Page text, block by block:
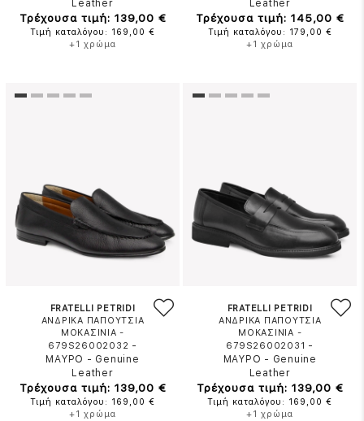
Leather
Τρέχουσα τιμή: 139,00 €
Τιμή καταλόγου: 169,00 €
+1 χρώμα
Leather
Τρέχουσα τιμή: 145,00 €
Τιμή καταλόγου: 179,00 €
+1 χρώμα
FRATELLI PETRIDI
ΑΝΔΡΙΚΑ ΠΑΠΟΥΤΣΙΑ
ΜΟΚΑΣΙΝΙΑ -
679S26002032 -
ΜΑΥΡΟ - Genuine
Leather
Τρέχουσα τιμή: 139,00 €
Τιμή καταλόγου: 169,00 €
+1 χρώμα
FRATELLI PETRIDI
ΑΝΔΡΙΚΑ ΠΑΠΟΥΤΣΙΑ
ΜΟΚΑΣΙΝΙΑ -
679S26002031 -
ΜΑΥΡΟ - Genuine
Leather
Τρέχουσα τιμή: 139,00 €
Τιμή καταλόγου: 169,00 €
+1 χρώμα